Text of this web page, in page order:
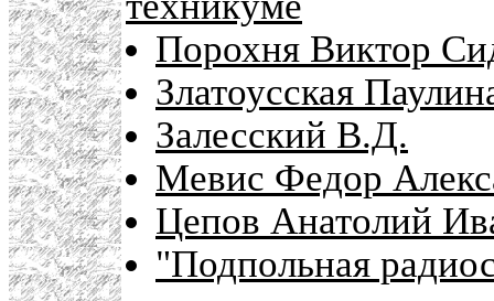
Порохня Виктор
Златоусская
Залесский В.Д.
Мевис Федор
Цепов Анатолий
"Подпольная